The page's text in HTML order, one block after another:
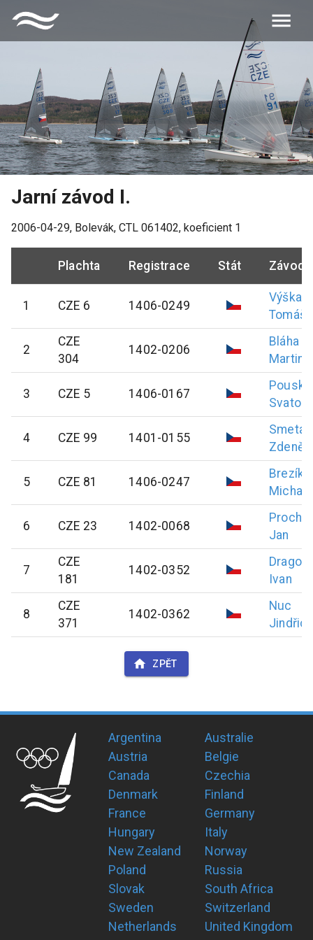
Jarní závod I.
2006-04-29, Bolevák, CTL 061402, koeficient 1
Plachta Registrace Stát
1 CZE 6 1406-0249
Výška
Tomáš
2
CZE
304
1402-0206
Bláha
Martin
3 CZE 5 1406-0167
Pouska
4 CZE 99 1401-0155
Zdeněk
5 CZE 81 1406-0247
Brezík
Michal
6 CZE 23 1402-0068
Jan
7
CZE
181
1402-0352
Ivan
8
CZE
371
1402-0362
Nuc
Jindřich
ZPĚT
Argentina
Australie
Austria
Belgie
Canada
Czechia
Denmark
Finland
France
Germany
Hungary
Italy
New Zealand
Norway
Poland
Russia
Slovak
South Africa
Sweden
Switzerland
Netherlands
United Kingdom